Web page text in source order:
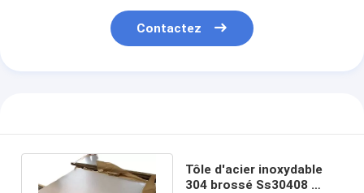
Contactez
Tôle d'acier inoxydable
304 brossé Ss30408 ​​